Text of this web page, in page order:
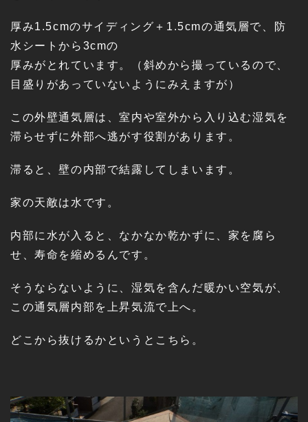
厚み1.5cmのサイディング＋1.5cmの通気層で、防
水シートから3cmの
厚みがとれています。（斜めから撮っているので、
目盛りがあっていないようにみえますが）
この外壁通気層は、室内や室外から入り込む湿気を
滞らせずに外部へ逃がす役割があります。
滞ると、壁の内部で結露してしまいます。
家の天敵は水です。
内部に水が入ると、なかなか乾かずに、家を腐ら
せ、寿命を縮めるんです。
そうならないように、湿気を含んだ暖かい空気が、
この通気層内部を上昇気流で上へ。
どこから抜けるかというとこちら。